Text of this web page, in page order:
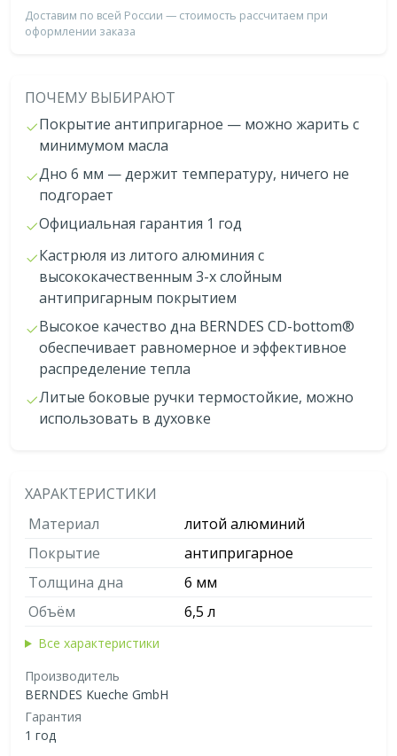
Доставим по всей России — стоимость рассчитаем при
оформлении заказа
ПОЧЕМУ ВЫБИРАЮТ
Покрытие антипригарное — можно жарить с
минимумом масла
Дно 6 мм — держит температуру, ничего не
подгорает
Официальная гарантия 1 год
Кастрюля из литого алюминия с
высококачественным 3-х слойным
антипригарным покрытием
Высокое качество дна BERNDES CD-bottom®
обеспечивает равномерное и эффективное
распределение тепла
Литые боковые ручки термостойкие, можно
использовать в духовке
ХАРАКТЕРИСТИКИ
Материал
литой алюминий
Покрытие
антипригарное
Толщина дна
6 мм
Объём
6,5 л
Все характеристики
Производитель
BERNDES Kueche GmbH
Гарантия
1 год